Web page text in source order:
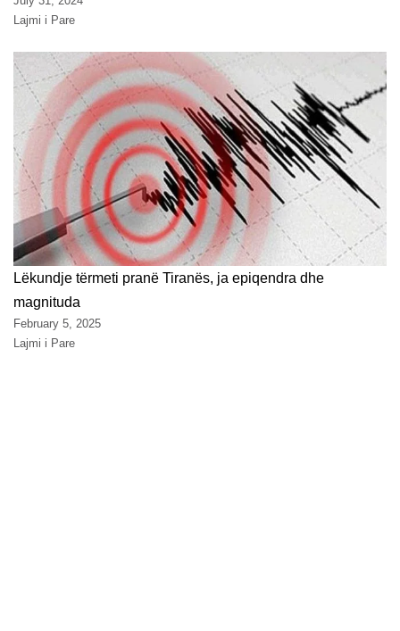
Lajmi i Pare
Lëkundje tërmeti pranë Tiranës, ja epiqendra dhe
magnituda
February 5, 2025
Lajmi i Pare